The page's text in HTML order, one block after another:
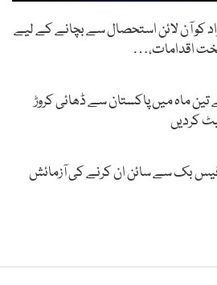
کو آن لائن استحصال سے بچانے کے لیے
اقدامات،…
ماہ میں پاکستان سے ڈھائی کروڑ
کردیں
فیس بک سے سائن ان کرنے کی آزمائش